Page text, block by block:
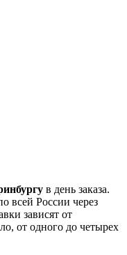
в день заказа.
всей России через
зависят от
от одного до четырех